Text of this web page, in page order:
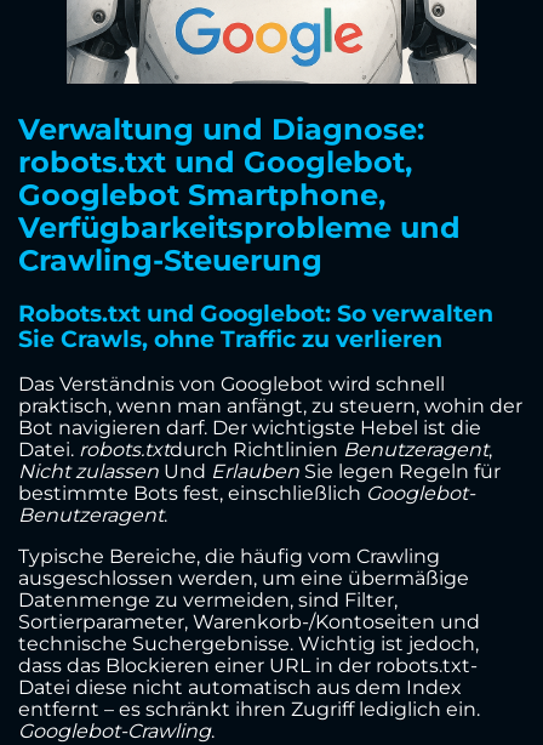
Verwaltung und Diagnose:
robots.txt und Googlebot,
Googlebot Smartphone,
Verfügbarkeitsprobleme und
Crawling-Steuerung
Robots.txt und Googlebot: So verwalten
Sie Crawls, ohne Traffic zu verlieren
Das Verständnis von Googlebot wird schnell
praktisch, wenn man anfängt, zu steuern, wohin der
Bot navigieren darf. Der wichtigste Hebel ist die
Datei. robots.txtdurch Richtlinien Benutzeragent,
Nicht zulassen Und Erlauben Sie legen Regeln für
bestimmte Bots fest, einschließlich Googlebot-
Benutzeragent.
Typische Bereiche, die häufig vom Crawling
ausgeschlossen werden, um eine übermäßige
Datenmenge zu vermeiden, sind Filter,
Sortierparameter, Warenkorb-/Kontoseiten und
technische Suchergebnisse. Wichtig ist jedoch,
dass das Blockieren einer URL in der robots.txt-
Datei diese nicht automatisch aus dem Index
entfernt – es schränkt ihren Zugriff lediglich ein.
Googlebot-Crawling.